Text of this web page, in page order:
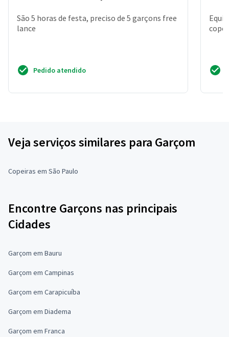
São 5 horas de festa, preciso de 5 garçons free
lance
Pedido atendido
Veja serviços similares para Garçom
Copeiras em São Paulo
Encontre Garçons nas principais
Cidades
Garçom em Bauru
Garçom em Campinas
Garçom em Carapicuíba
Garçom em Diadema
Garçom em Franca